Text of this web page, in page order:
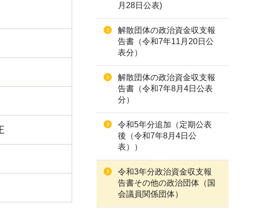
月28日公表)
解散団体の政治資金収支報
告書（令和7年11月20日公
表分）
解散団体の政治資金収支報
告書（令和7年8月4日公表
分）
令和5年分追加（定期公表
後（令和7年8月4日公
表））
令和3年分政治資金収支報
告書その他の政治団体（国
会議員関係団体）